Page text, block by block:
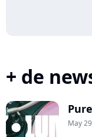
+ de
May